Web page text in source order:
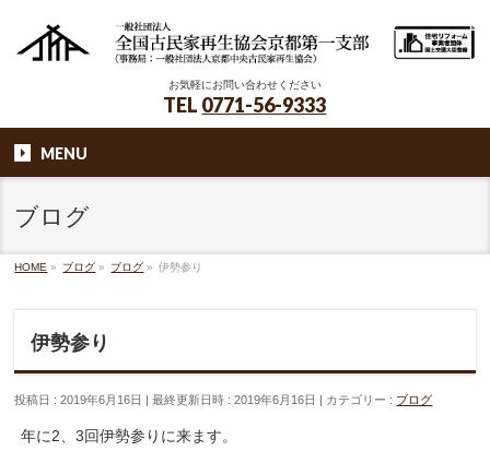
お気軽にお問い合わせください
TEL 0771-56-9333
MENU
ブログ
HOME » ブログ » ブログ » 伊勢参り
伊勢参り
投稿日 : 2019年6月16日 最終更新日時 : 2019年6月16日 カテゴリー : ブログ
年に2、3回伊勢参りに来ます。